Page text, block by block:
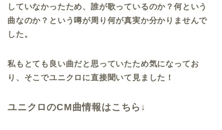
していなかったため、誰が歌っているのか？何という
曲なのか？という噂が周り何が真実か分かりませんで
した。
私もとても良い曲だと思っていたため気になってお
り、そこでユニクロに直接聞いて見ました！
ユニクロのCM曲情報はこちら↓